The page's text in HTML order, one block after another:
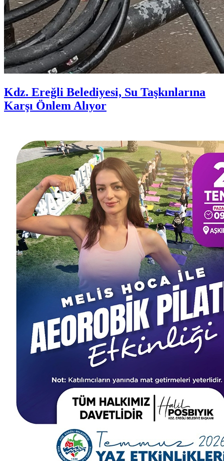
Kdz. Ereğli Belediyesi, Su Taşkınlarına
Karşı Önlem Alıyor